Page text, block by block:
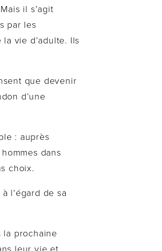
il s’agit
par les
vie d’adulte. Ils
que devenir
d’une
: auprès
dans
choix.
l’égard de sa
la prochaine